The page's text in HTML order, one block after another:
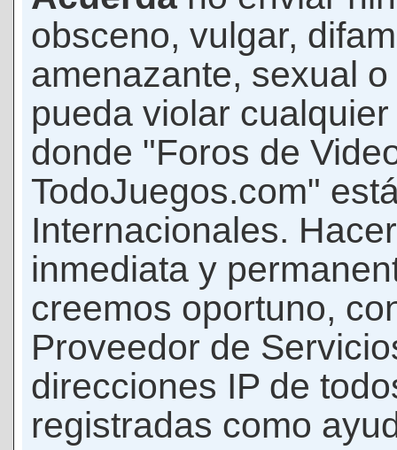
obsceno, vulgar,
amenazante, sexual
pueda violar
donde "Foros de
TodoJuegos.com"
Internacionales.
inmediata y
creemos oportuno,
Proveedor de
direcciones IP de
registradas como